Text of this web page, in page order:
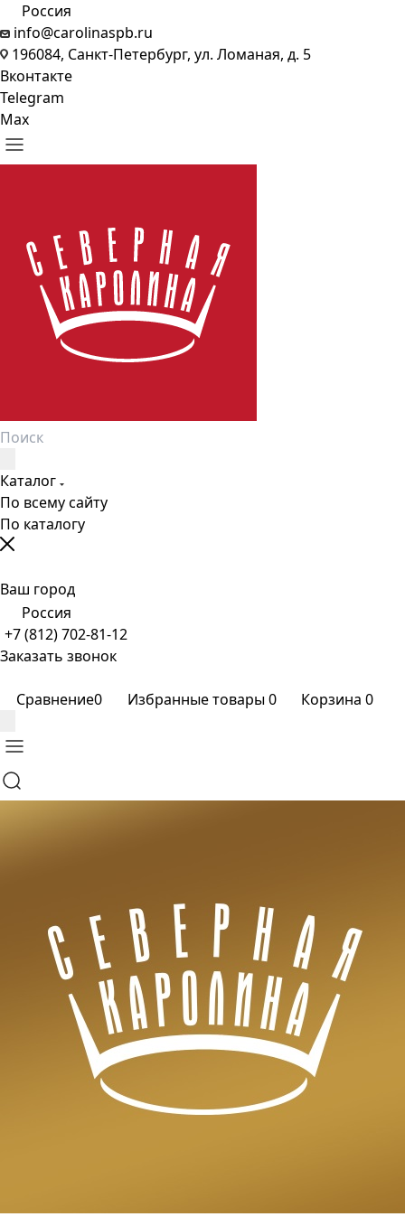
Россия
info@carolinaspb.ru
196084, Санкт-Петербург, ул. Ломаная, д. 5
Вконтакте
Telegram
Max
Каталог
По всему сайту
По каталогу
Ваш город
Россия
+7 (812) 702-81-12
Заказать звонок
Сравнение0 Избранные товары0 Корзина 0